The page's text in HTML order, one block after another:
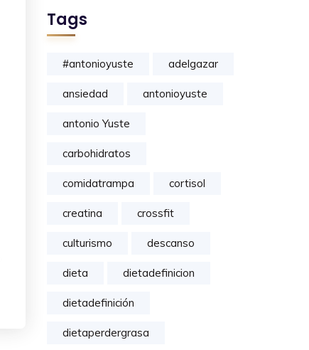
Tags
#antonioyuste adelgazar
ansiedad antonioyuste
antonio Yuste
carbohidratos
comidatrampa cortisol
creatina crossfit
culturismo descanso
dieta dietadefinicion
dietadefinición
dietaperdergrasa